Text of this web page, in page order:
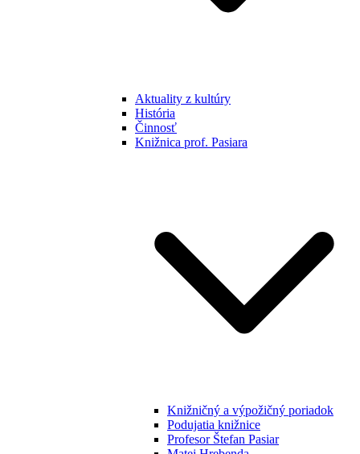
Aktuality z kultúry
História
Činnosť
Knižnica prof. Pasiara
Knižničný a výpožičný poriadok
Podujatia knižnice
Profesor Štefan Pasiar